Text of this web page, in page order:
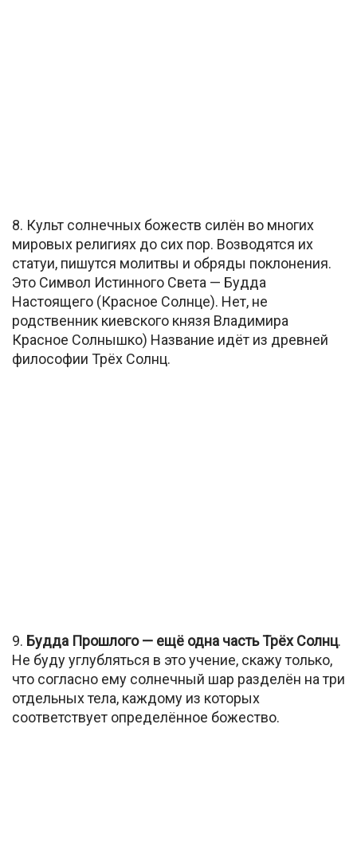
8. Культ солнечных божеств силён во многих
мировых религиях до сих пор. Возводятся их
статуи, пишутся молитвы и обряды поклонения.
Это Символ Истинного Света — Будда
Настоящего (Красное Солнце). Нет, не
родственник киевского князя Владимира
Красное Солнышко) Название идёт из древней
философии Трёх Солнц.
9. Будда Прошлого — ещё одна часть Трёх Солнц.
Не буду углубляться в это учение, скажу только,
что согласно ему солнечный шар разделён на три
отдельных тела, каждому из которых
соответствует определённое божество.